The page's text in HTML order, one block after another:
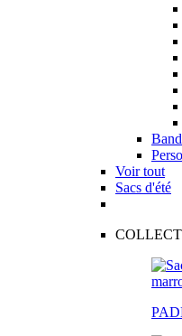
Voir tout
Sacs d'été